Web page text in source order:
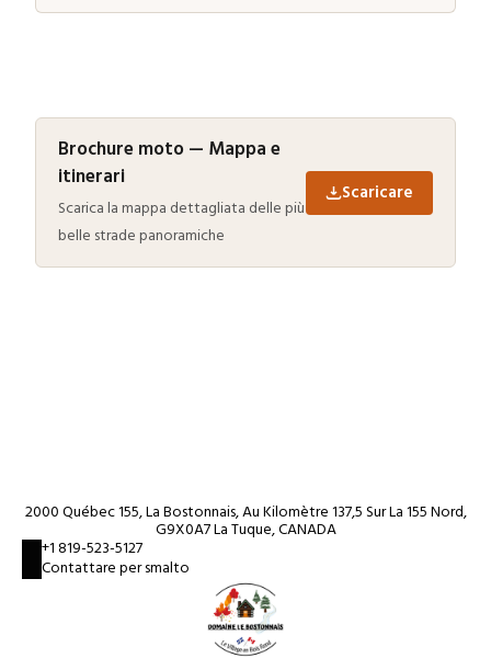
Brochure moto — Mappa e
itinerari
Scarica la mappa dettagliata delle più
belle strade panoramiche
Scaricare
2000 Québec 155, La Bostonnais, Au Kilomètre 137,5 Sur La 155 Nord,
G9X0A7 La Tuque, CANADA
+1 819-523-5127
Contattare per smalto